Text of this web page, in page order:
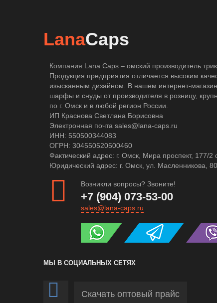
LanaCaps
Компания Lana Caps – омский производитель
Продукция предприятия отличается высоким
изысканным дизайном. В нашем интернет-
шарфы и снуды от производителя в розницу,
по г. Омск и в любой регион России.
ИП Краснова Светлана Борисовна
Электронная почта sales@lana-caps.ru
ИНН: 550500344083
ОГРН: 304550520500460
Фактический адрес: г. Омск, Мира проспект, 177/2
Юридический адрес: г. Омск, ул. Масленникова,
Возникли вопросы? Звоните!
+7 (904) 073-53-00
sales@lana-caps.ru
МЫ В СОЦИАЛЬНЫХ СЕТЯХ
Скачать оптовый прайс